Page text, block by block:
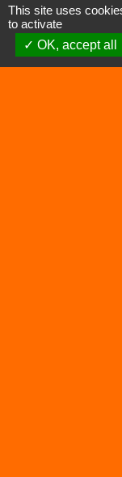
1 place de la
38390 Vertrieu -
+33 4 74 90 61 68
This site uses
to activate
OK, accept all